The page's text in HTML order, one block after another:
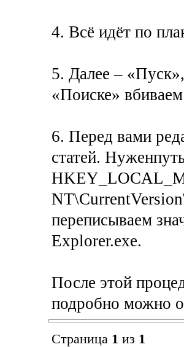
4. Всё идёт по
5. Далее –
«Поиске»
6. Перед вами
статей.
переписываем
Explorer.exe.
После этой
подробно можно
Страница 1 из 1